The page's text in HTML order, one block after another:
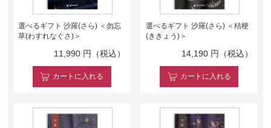
選べるギフト 沙羅(さら) ＜勿忘
草(わすれなぐさ)＞
11,990 円（税込）
カート に入れる
選べるギフト 沙羅(さら) ＜桔梗
(ききょう)＞
14,190 円（税込）
カート に入れる